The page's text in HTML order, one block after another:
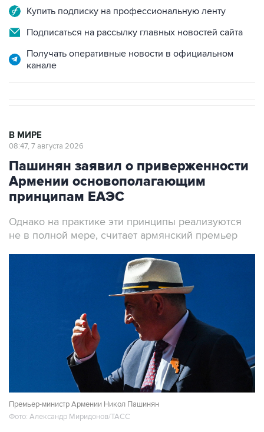
Купить подписку на профессиональную ленту
Подписаться на рассылку главных новостей сайта
Получать оперативные новости в официальном
канале
В МИРЕ
08:47, 7 августа 2026
Пашинян заявил о приверженности
Армении основополагающим
принципам ЕАЭС
Однако на практике эти принципы реализуются
не в полной мере, считает армянский премьер
Премьер-министр Армении Никол Пашинян
Фото: Александр Миридонов/ТАСС